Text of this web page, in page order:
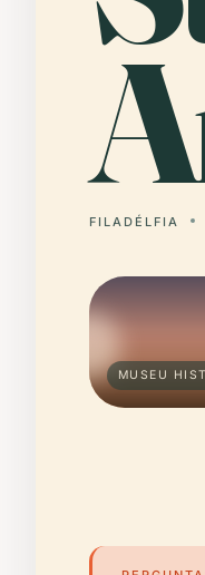
FILADÉLFIA
MUSEU